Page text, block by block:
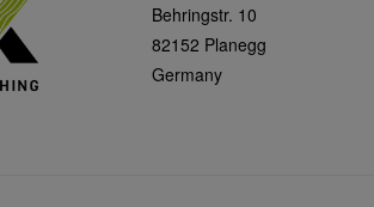
Behringstr. 10
82152 Planegg
Germany